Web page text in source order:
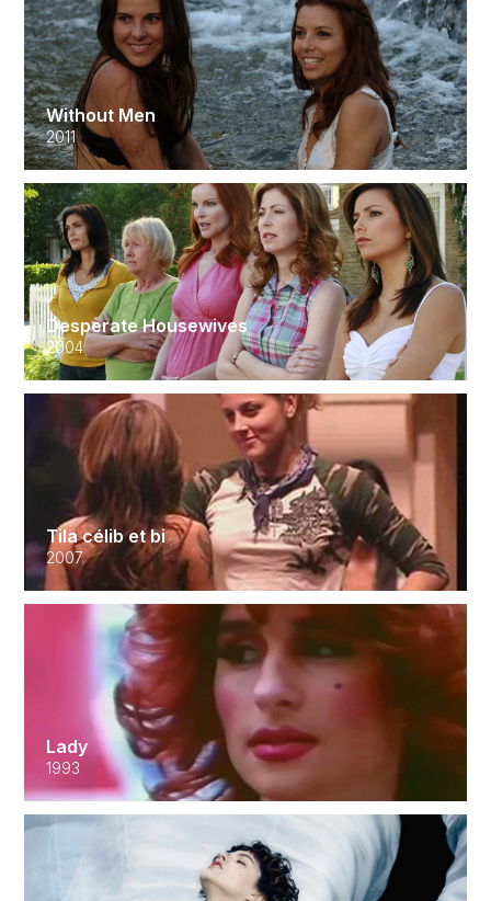
Without Men
2011
Desperate Housewives
2004
Tila célib et bi
2007
Lady
1993